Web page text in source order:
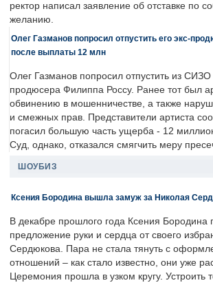
ректор написал заявление об отставке по
желанию.
Олег Газманов попросил отпустить его экс-
после выплаты 12 млн
Олег Газманов попросил отпустить из СИЗО
продюсера Филиппа Россу. Ранее тот был
обвинению в мошенничестве, а также
и смежных прав. Представители артиста
погасил большую часть ущерба - 12
Суд, однако, отказался смягчить меру
ШОУБИЗ
Ксения Бородина вышла замуж за Николая
В декабре прошлого года Ксения Бородина
предложение руки и сердца от своего
Сердюкова. Пара не стала тянуть с
отношений – как стало известно, они уже
Церемония прошла в узком кругу. Устроить